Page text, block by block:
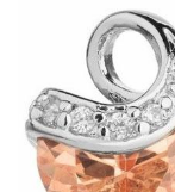
Bijuterii Copii
Bijuterii Mirese
Reduceri
Cele mai noi
Cele mai vandute